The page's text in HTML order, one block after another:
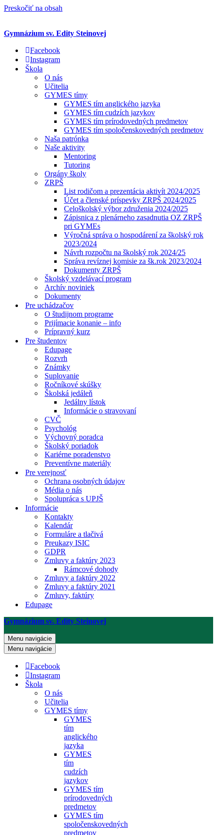
Preskočiť na obsah
Gymnázium sv. Edity Steinovej
Facebook
Instagram
Škola
O nás
Učitelia
GYMES tímy
GYMES tím anglického jazyka
GYMES tím cudzích jazykov
GYMES tím prírodovedných predmetov
GYMES tím spoločenskovedných predmetov
Naša patrónka
Naše aktivity
Mentoring
Tutoring
Orgány školy
ZRPŠ
List rodičom a prezentácia aktivít 2024/2025
Účet a členské príspevky ZRPŠ 2024/2025
Celoškolský výbor združenia 2024/2025
Zápisnica z plenárneho zasadnutia OZ ZRPŠ
pri GYMEs
Výročná správa o hospodárení za školský rok
2023/2024
Návrh rozpočtu na školský rok 2024/25
Správa revíznej komisie za šk.rok 2023/2024
Dokumenty ZRPŠ
Školský vzdelávací program
Archív noviniek
Dokumenty
Pre uchádzačov
O študijnom programe
Prijímacie konanie – info
Prípravný kurz
Pre študentov
Edupage
Rozvrh
Známky
Suplovanie
Ročníkové skúšky
Školská jedáleň
Jedálny lístok
Informácie o stravovaní
CVČ
Psychológ
Výchovný poradca
Školský poriadok
Kariérne poradenstvo
Preventívne materiály
Pre verejnosť
Ochrana osobných údajov
Média o nás
Spolupráca s UPJŠ
Informácie
Kontakty
Kalendár
Formuláre a tlačivá
Preukazy ISIC
GDPR
Zmluvy a faktúry 2023
Rámcové dohody
Zmluvy a faktúry 2022
Zmluvy a faktúry 2021
Zmluvy, faktúry
Edupage
Gymnázium sv. Edity Steinovej
Menu navigácie
Menu navigácie
Facebook
Instagram
Škola
O nás
Učitelia
GYMES tímy
GYMES
tím
anglického
jazyka
GYMES
tím
cudzích
jazykov
GYMES tím
prírodovedných
predmetov
GYMES tím
spoločenskovedných
predmetov